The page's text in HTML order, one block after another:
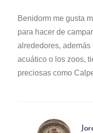
Benidorm me gusta
para hacer de
alrededores, además
acuático o los zoos,
preciosas como